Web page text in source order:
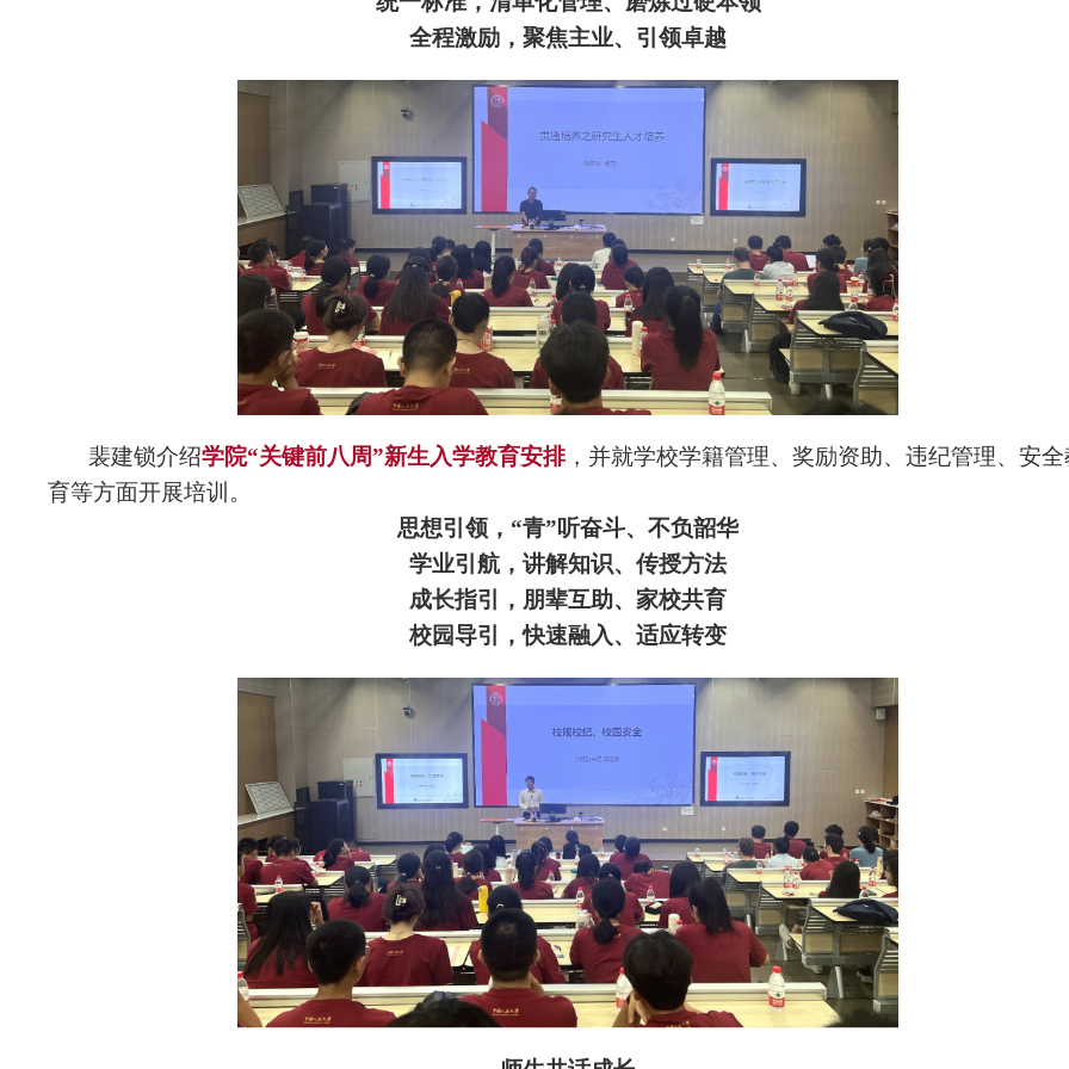
全程激励，聚焦主业、引领卓越
裴建锁介绍学院“关键前八周”新生入学教育安排，并就学校学籍管理、奖励资助、违纪管理、安
育等方面开展培训。
思想引领，“青”听奋斗、不负韶华
学业引航，讲解知识、传授方法
成长指引，朋辈互助、家校共育
校园导引，快速融入、适应转变